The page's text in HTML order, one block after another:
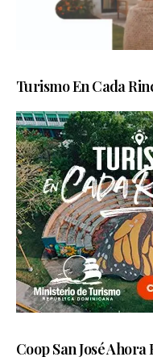
Turismo En Cada
Coop San José